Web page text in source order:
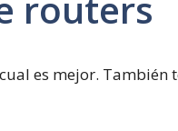
es mejor. También